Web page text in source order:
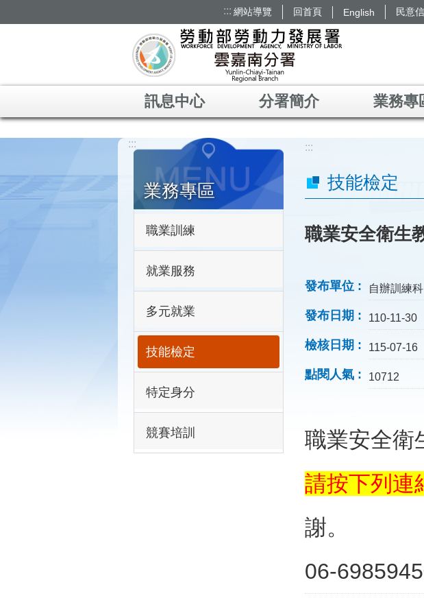
::: 網站導覽 回首頁 English 民意
訊息中心 分署簡介 業務專
:::
業務專區
職業訓練
就業服務
多元就業
技能檢定
特定身分
競賽培訓
:::
技能檢定
職業安全衛生
發布單位 自辦訓練科
發布日期 110-11-30
檢核日期 115-07-16
點閱人氣 10712
職業安全衛
請按下列連
謝。
06-